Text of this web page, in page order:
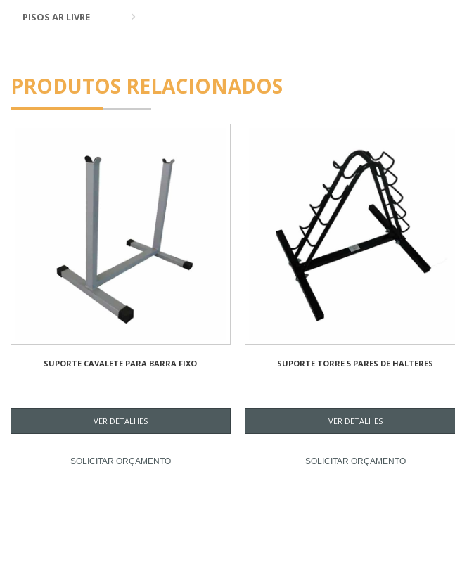
PISOS AR LIVRE
PRODUTOS RELACIONADOS
SUPORTE CAVALETE PARA BARRA FIXO
VER DETALHES
SOLICITAR ORÇAMENTO
SUPORTE TORRE 5 PARES DE HALTERES
VER DETALHES
SOLICITAR ORÇAMENTO